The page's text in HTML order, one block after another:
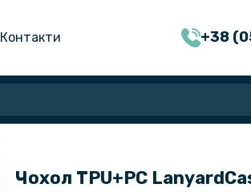
Контакти +38
Чохол TPU+PC